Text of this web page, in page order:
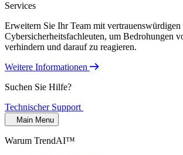
Services
Erweitern Sie Ihr Team mit vertrauenswürdigen
Cybersicherheitsfachleuten, um Bedrohungen
verhindern und darauf zu reagieren.
Weitere Informationen
Suchen Sie Hilfe?
Technischer Support
Main Menu
Warum TrendAI™